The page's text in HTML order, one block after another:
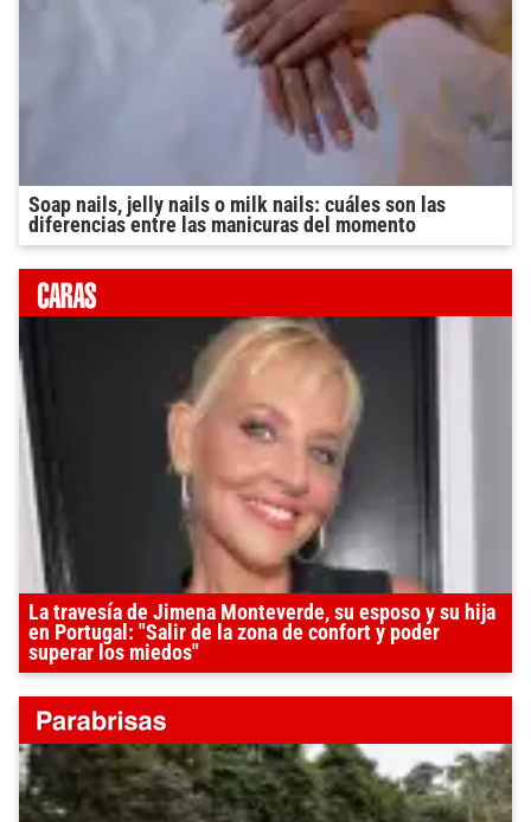
Soap nails, jelly nails o milk nails: cuáles son las
diferencias entre las manicuras del momento
La travesía de Jimena Monteverde, su esposo y su hija
en Portugal: "Salir de la zona de confort y poder
superar los miedos"